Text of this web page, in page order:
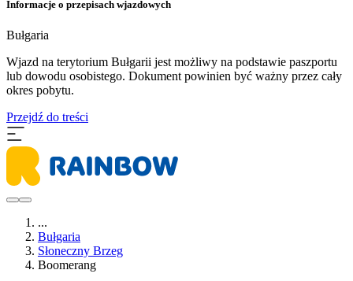
Informacje o przepisach wjazdowych
Bułgaria
Wjazd na terytorium Bułgarii jest możliwy na podstawie paszportu
lub dowodu osobistego. Dokument powinien być ważny przez cały
okres pobytu.
Przejdź do treści
...
Bułgaria
Słoneczny Brzeg
Boomerang